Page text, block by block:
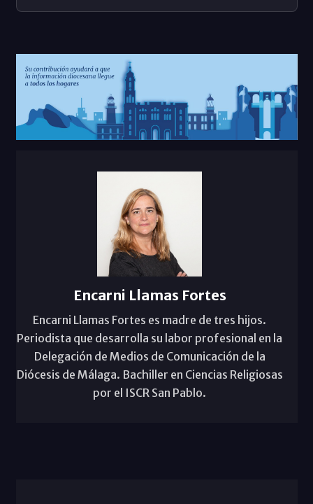
Encarni Llamas Fortes
Encarni Llamas Fortes es madre de tres hijos.
Periodista que desarrolla su labor profesional en la
Delegación de Medios de Comunicación de la
Diócesis de Málaga. Bachiller en Ciencias Religiosas
por el ISCR San Pablo.